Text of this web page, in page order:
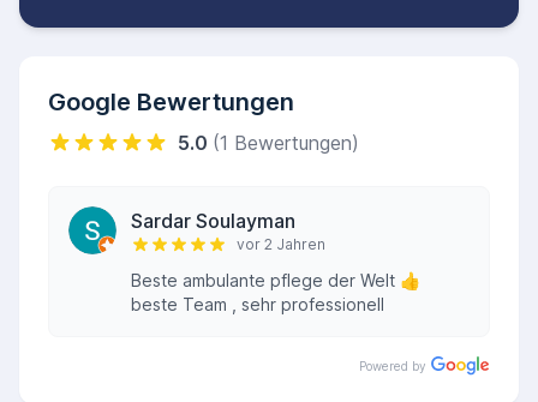
Google Bewertungen
5.0 (1 Bewertungen)
Sardar Soulayman
vor 2 Jahren
Beste ambulante pflege der Welt 👍
beste Team , sehr professionell
Powered by